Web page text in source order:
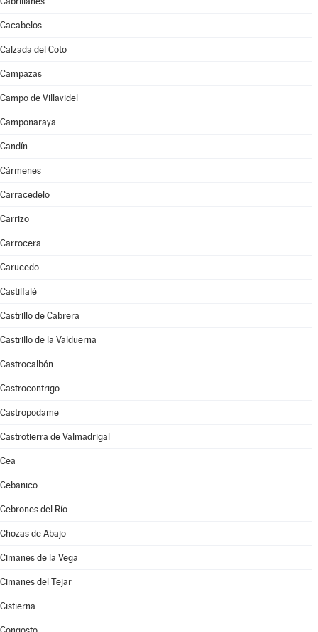
Cacabelos
Calzada del Coto
Campazas
Campo de Villavidel
Camponaraya
Candín
Cármenes
Carracedelo
Carrizo
Carrocera
Carucedo
Castilfalé
Castrillo de Cabrera
Castrillo de la Valduerna
Castrocalbón
Castrocontrigo
Castropodame
Castrotierra de Valmadrigal
Cea
Cebanico
Cebrones del Río
Chozas de Abajo
Cimanes de la Vega
Cimanes del Tejar
Cistierna